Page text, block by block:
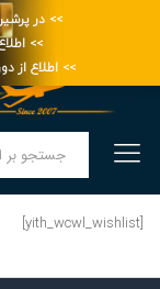
>> در
>>
>> اطلاع از
[yith_wcwl_wishlist]